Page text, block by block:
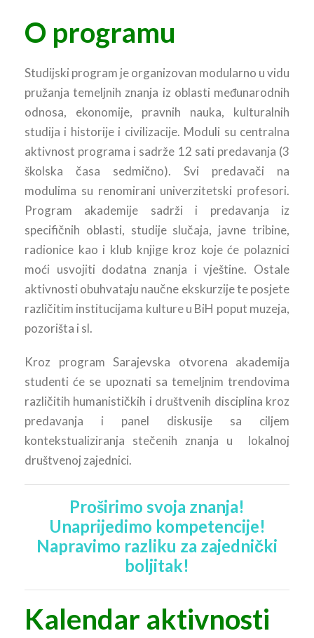
O programu
Studijski program je organizovan modularno u vidu
pružanja temeljnih znanja iz oblasti međunarodnih
odnosa, ekonomije, pravnih nauka, kulturalnih
studija i historije i civilizacije. Moduli su centralna
aktivnost programa i sadrže 12 sati predavanja (3
školska časa sedmično). Svi predavači na
modulima su renomirani univerzitetski profesori.
Program akademije sadrži i predavanja iz
specifičnih oblasti, studije slučaja, javne tribine,
radionice kao i klub knjige kroz koje će polaznici
moći usvojiti dodatna znanja i vještine. Ostale
aktivnosti obuhvataju naučne ekskurzije te posjete
različitim institucijama kulture u BiH poput muzeja,
pozorišta i sl.
Kroz program Sarajevska otvorena akademija
studenti će se upoznati sa temeljnim trendovima
različitih humanističkih i društvenih disciplina kroz
predavanja i panel diskusije sa ciljem
kontekstualiziranja stečenih znanja u lokalnoj
društvenoj zajednici.
Proširimo svoja znanja!
Unaprijedimo kompetencije!
Napravimo razliku za zajednički
boljitak!
Kalendar aktivnosti